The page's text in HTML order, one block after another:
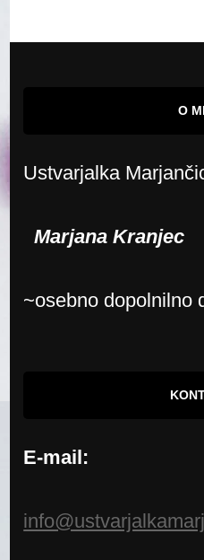
O
Ustvarjalka
Marjana Kranjec
~osebno dopolnilno
E-mail: